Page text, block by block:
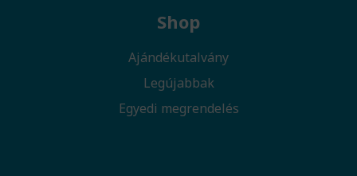
Shop
Ajándékutalvány
Legújabbak
Egyedi megrendelés